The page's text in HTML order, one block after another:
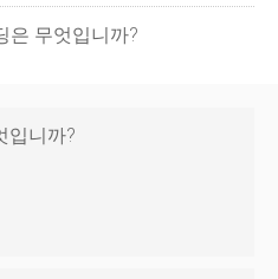
은 무엇입니까?
입니까?